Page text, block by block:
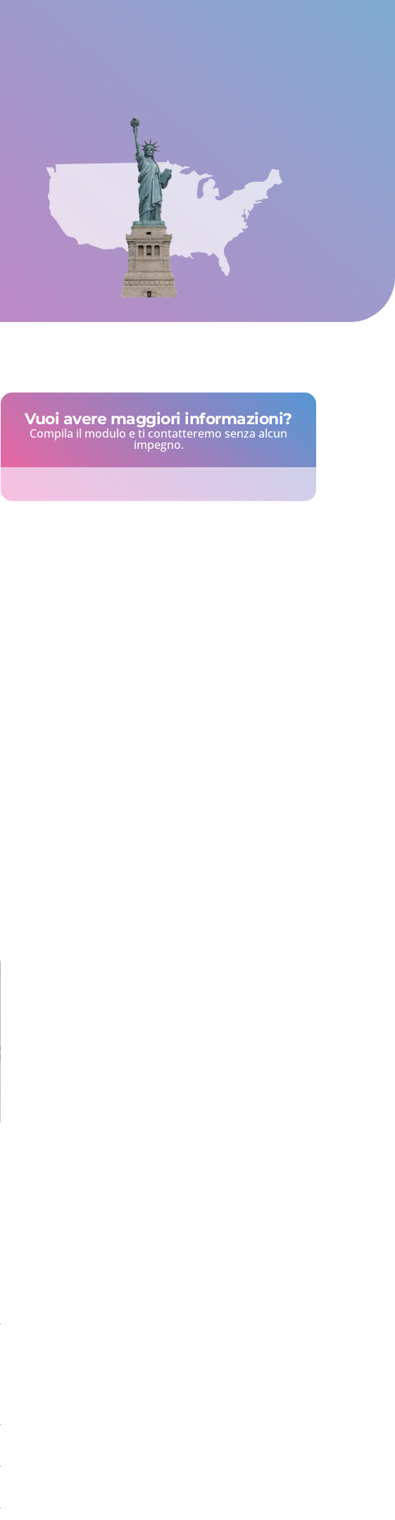
Vuoi avere maggiori informazioni?
Compila il modulo e ti contatteremo senza alcun
impegno.